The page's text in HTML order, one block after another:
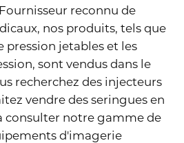
reconnu de
nos produits, tels que
pression jetables et les
sont vendus dans le
recherchez des injecteurs
vendre des seringues en
consulter notre gamme de
d'imagerie